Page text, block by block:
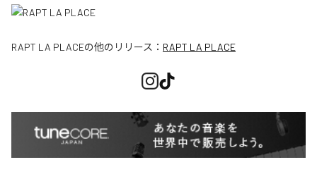
RAPT LA PLACEの他のリリース： RAPT LA PLACE